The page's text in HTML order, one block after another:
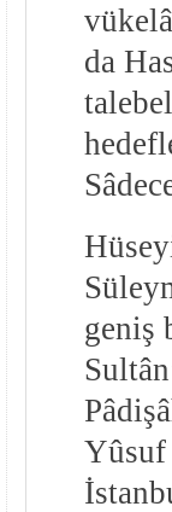
da
geniş
Yûsuf